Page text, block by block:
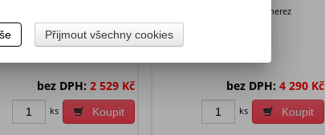
díl k termosu celenerez
bez DPH: 2 529 Kč
Koupit
ks
Náhradní díl k termosu celenerez
bez DPH: 4 290 Kč
Koupit
ks
Přijmout všechny cookies